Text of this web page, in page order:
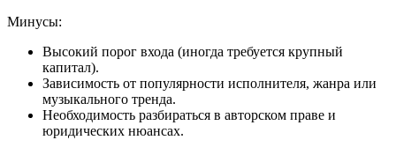
Минусы:
Высокий порог входа (иногда требуется крупный
капитал).
Зависимость от популярности исполнителя, жанра или
музыкального тренда.
Необходимость разбираться в авторском праве и
юридических нюансах.